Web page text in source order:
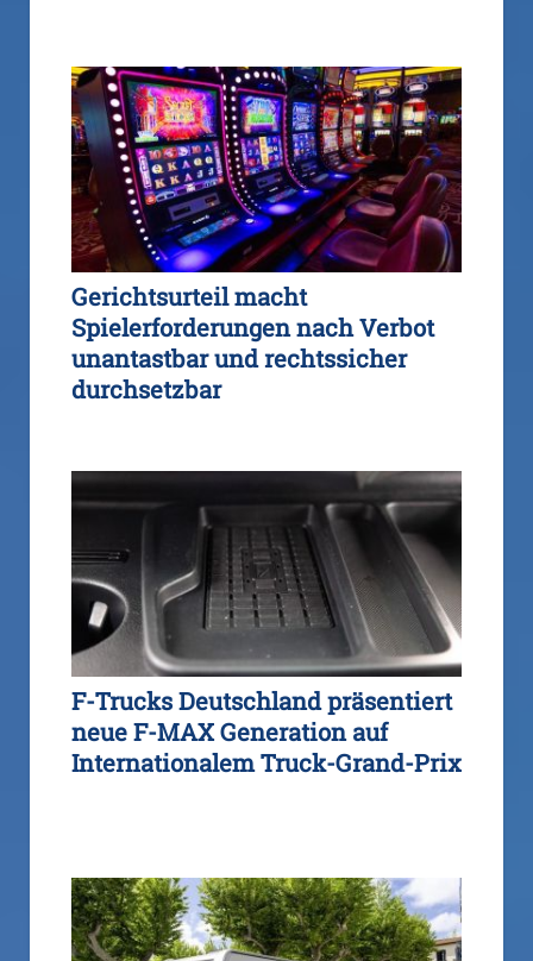
Gerichtsurteil macht
Spielerforderungen nach Verbot
unantastbar und rechtssicher
durchsetzbar
F-Trucks Deutschland präsentiert
neue F-MAX Generation auf
Internationalem Truck-Grand-Prix